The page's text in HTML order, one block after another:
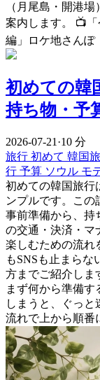
（月尾島・開港
案内します。 📺
編」ロケ地さんぽ
初めての韓
持ち物・予
2026-07-21 ·10 分
旅行 初めて 韓国
行 予算 ソウル モ
初めての韓国旅行
ンプルです。こ
事前準備から、持
の交通・決済・マ
楽しむための流れ
もSNSも止まらな
方までご紹介しま
まず何から準備す
しまうと、ぐっ
流れで上から順番